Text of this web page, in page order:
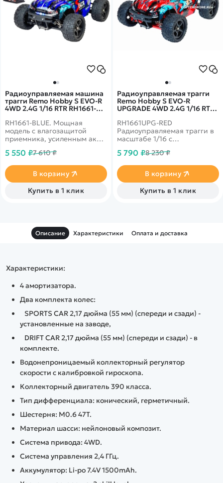
Радиоуправляемая машина
трагги Remo Hobby S EVO-R
4WD 2.4G 1/16 RTR RH1661-
RH1661-BLUE. Мощная
модель с влагозащитой
приемника, усиленным акб
стоппером против
5 550 ₽7 610 ₽
В корзину
Купить в 1 клик
Радиоуправляемая трагги
Remo Hobby S EVO-R
UPGRADE 4WD 2.4G 1/16 RTR
RH1661UPG-RED
Радиоуправляемая трагги в
масштабе 1/16 с
390 класса и
приемником 3 в 1.
Тюнинговые детали
установлены сразу на
заводе.
5 790 ₽8 230 ₽
В корзину
Купить в 1 клик
Описание Характеристики Оплата и доставка
Характеристики:
4 амортизатора.
Два комплекта колес:
SPORTS CAR 2,17 дюйма (55 мм) (спереди и сзади) -
установленные на заводе,
DRIFT CAR 2,17 дюйма (55 мм) (спереди и сзади) - в
комплекте.
Водонепроницаемый коллекторный регулятор
скорости с калибровкой гироскопа.
Коллекторный двигатель 390 класса.
Тип дифференциала: конический, герметичный.
Шестерня: M0.6 47T.
Материал шасси: нейлоновый композит.
Система привода: 4WD.
Система управления 2,4 ГГц.
Аккумулятор: Li-po 7.4V 1500mAh.